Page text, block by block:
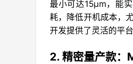
最小可达15μm，能
耗，降低开机成本，
开发提供了灵活的平台
2. 精密量产款